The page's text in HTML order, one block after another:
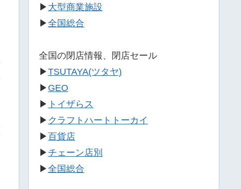
▶ 大型商業施設
▶全国総合
全国の閉店情報、閉店セール
▶TSUTAYA(ツタヤ)
▶ GEO
▶ トイザらス
▶ クラフトハートトーカイ
▶百貨店
▶ チェーン店別
▶全国総合